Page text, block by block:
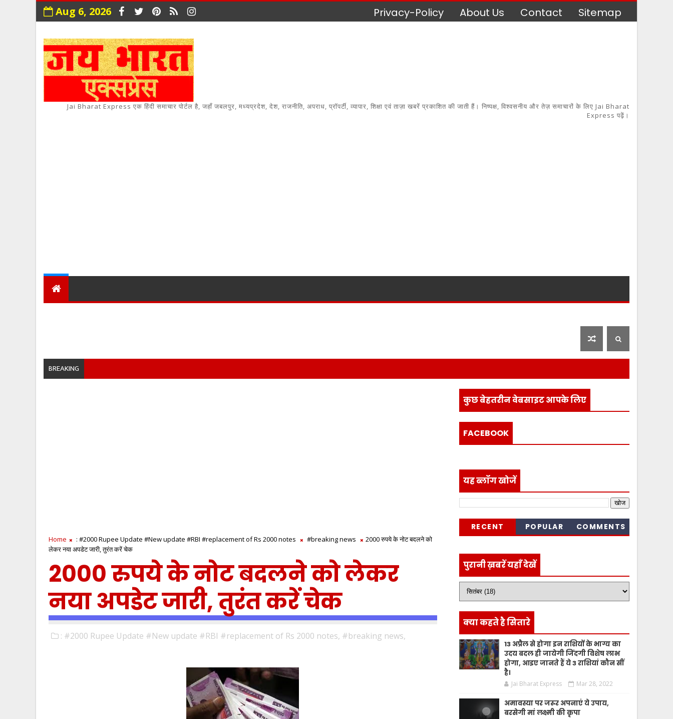
Aug 6, 2026 Privacy-Policy About Us Contact Sitemap
Jai Bharat Express एक हिंदी समाचार पोर्टल है, जहाँ जबलपुर, मध्यप्रदेश, देश, राजनीति, अपराध, प्रॉपर्टी, व्यापार, शिक्षा एवं ताज़ा खबरें प्रकाशित की जाती हैं। निष्पक्ष, विश्वसनीय और तेज़ समाचारों के लिए Jai Bharat
Express पढ़ें।
BREAKING
Home : #2000 Rupee Update #New update #RBI #replacement of Rs 2000 notes #breaking news
2000 रुपये के नोट बदलने को
लेकर नया अपडेट जारी, तुरंत करें चेक
2000 रुपये के नोट बदलने को लेकर
नया अपडेट जारी, तुरंत करें चेक
: #2000 Rupee Update #New update #RBI #replacement of Rs 2000 notes, #breaking news,
कुछ बेहतरीन वेबसाइट आपके लिए
FACEBOOK
यह ब्लॉग खोजें
RECENT POPULAR COMMENTS
पुरानी ख़बरें यहाँ देखें
क्या कहते है सितारे
13 अप्रैल से होगा इन राशियों के भाग्य का
उदय बदल ही जायेगी जिंदगी विशेष लाभ
होगा, आइए जानते हैं ये 3 राशियां कौन सीं
है।
Jai Bharat Express Mar 28, 2022
अमावस्या पर जरूर अपनाएं ये उपाय,
बरसेगी मां लक्ष्मी की कृपा